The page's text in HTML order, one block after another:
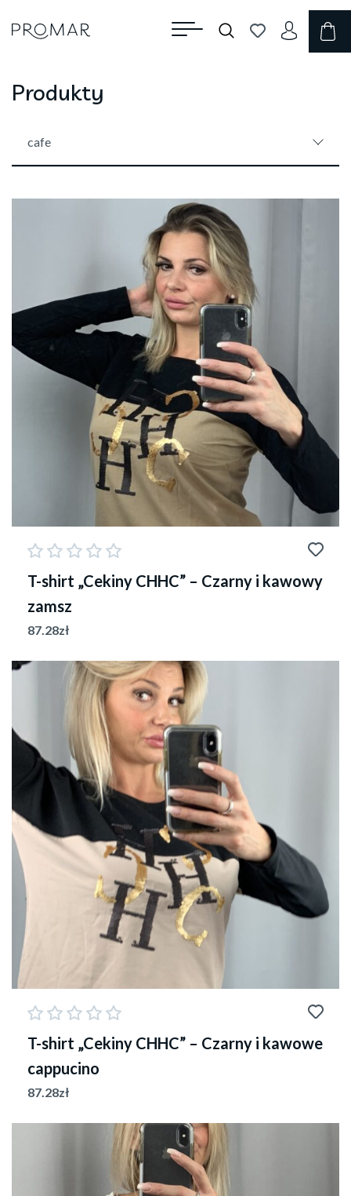
Produkty
cafe
T-shirt „Cekiny CHHC” – Czarny i kawowy
zamsz
87.28zł
T-shirt „Cekiny CHHC” – Czarny i kawowe
cappucino
87.28zł